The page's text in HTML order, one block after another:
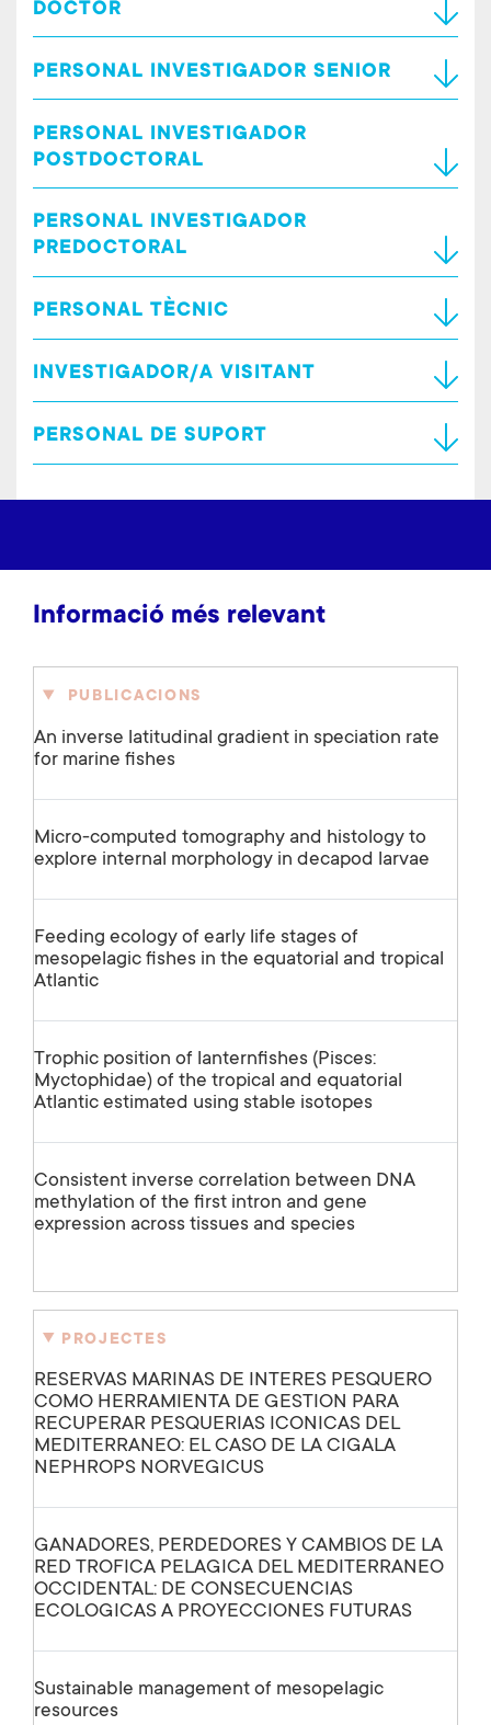
DOCTOR
PERSONAL INVESTIGADOR SENIOR
PERSONAL INVESTIGADOR
POSTDOCTORAL
PERSONAL INVESTIGADOR
PREDOCTORAL
PERSONAL TÈCNIC
INVESTIGADOR/A VISITANT
PERSONAL DE SUPORT
Informació més relevant
PUBLICACIONS
An inverse latitudinal gradient in speciation rate
for marine fishes
Micro-computed tomography and histology to
explore internal morphology in decapod larvae
Feeding ecology of early life stages of
mesopelagic fishes in the equatorial and tropical
Atlantic
Trophic position of lanternfishes (Pisces:
Myctophidae) of the tropical and equatorial
Atlantic estimated using stable isotopes
Consistent inverse correlation between DNA
methylation of the first intron and gene
expression across tissues and species
PROJECTES
RESERVAS MARINAS DE INTERES PESQUERO
COMO HERRAMIENTA DE GESTION PARA
RECUPERAR PESQUERIAS ICONICAS DEL
MEDITERRANEO: EL CASO DE LA CIGALA
NEPHROPS NORVEGICUS
GANADORES, PERDEDORES Y CAMBIOS DE LA
RED TROFICA PELAGICA DEL MEDITERRANEO
OCCIDENTAL: DE CONSECUENCIAS
ECOLOGICAS A PROYECCIONES FUTURAS
Sustainable management of mesopelagic
resources